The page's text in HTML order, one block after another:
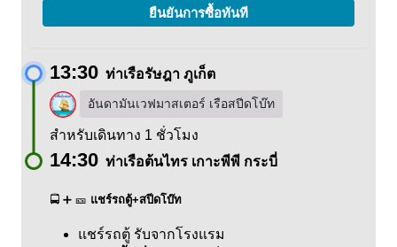
ยืนยันการซื้อทันที
13:30 ท่าเรือรัษฎา ภูเก็ต
อันดามันเวฟมาสเตอร์ เรือสปีดโบ๊ท
สำหรับเดินทาง 1 ชั่วโมง
14:30 ท่าเรือต้นไทร เกาะพีพี กระบี่
🚍 ➕ 🎫 แชร์รถตู้+สปีดโบ๊ท
แชร์รถตู้ รับจากโรงแรม